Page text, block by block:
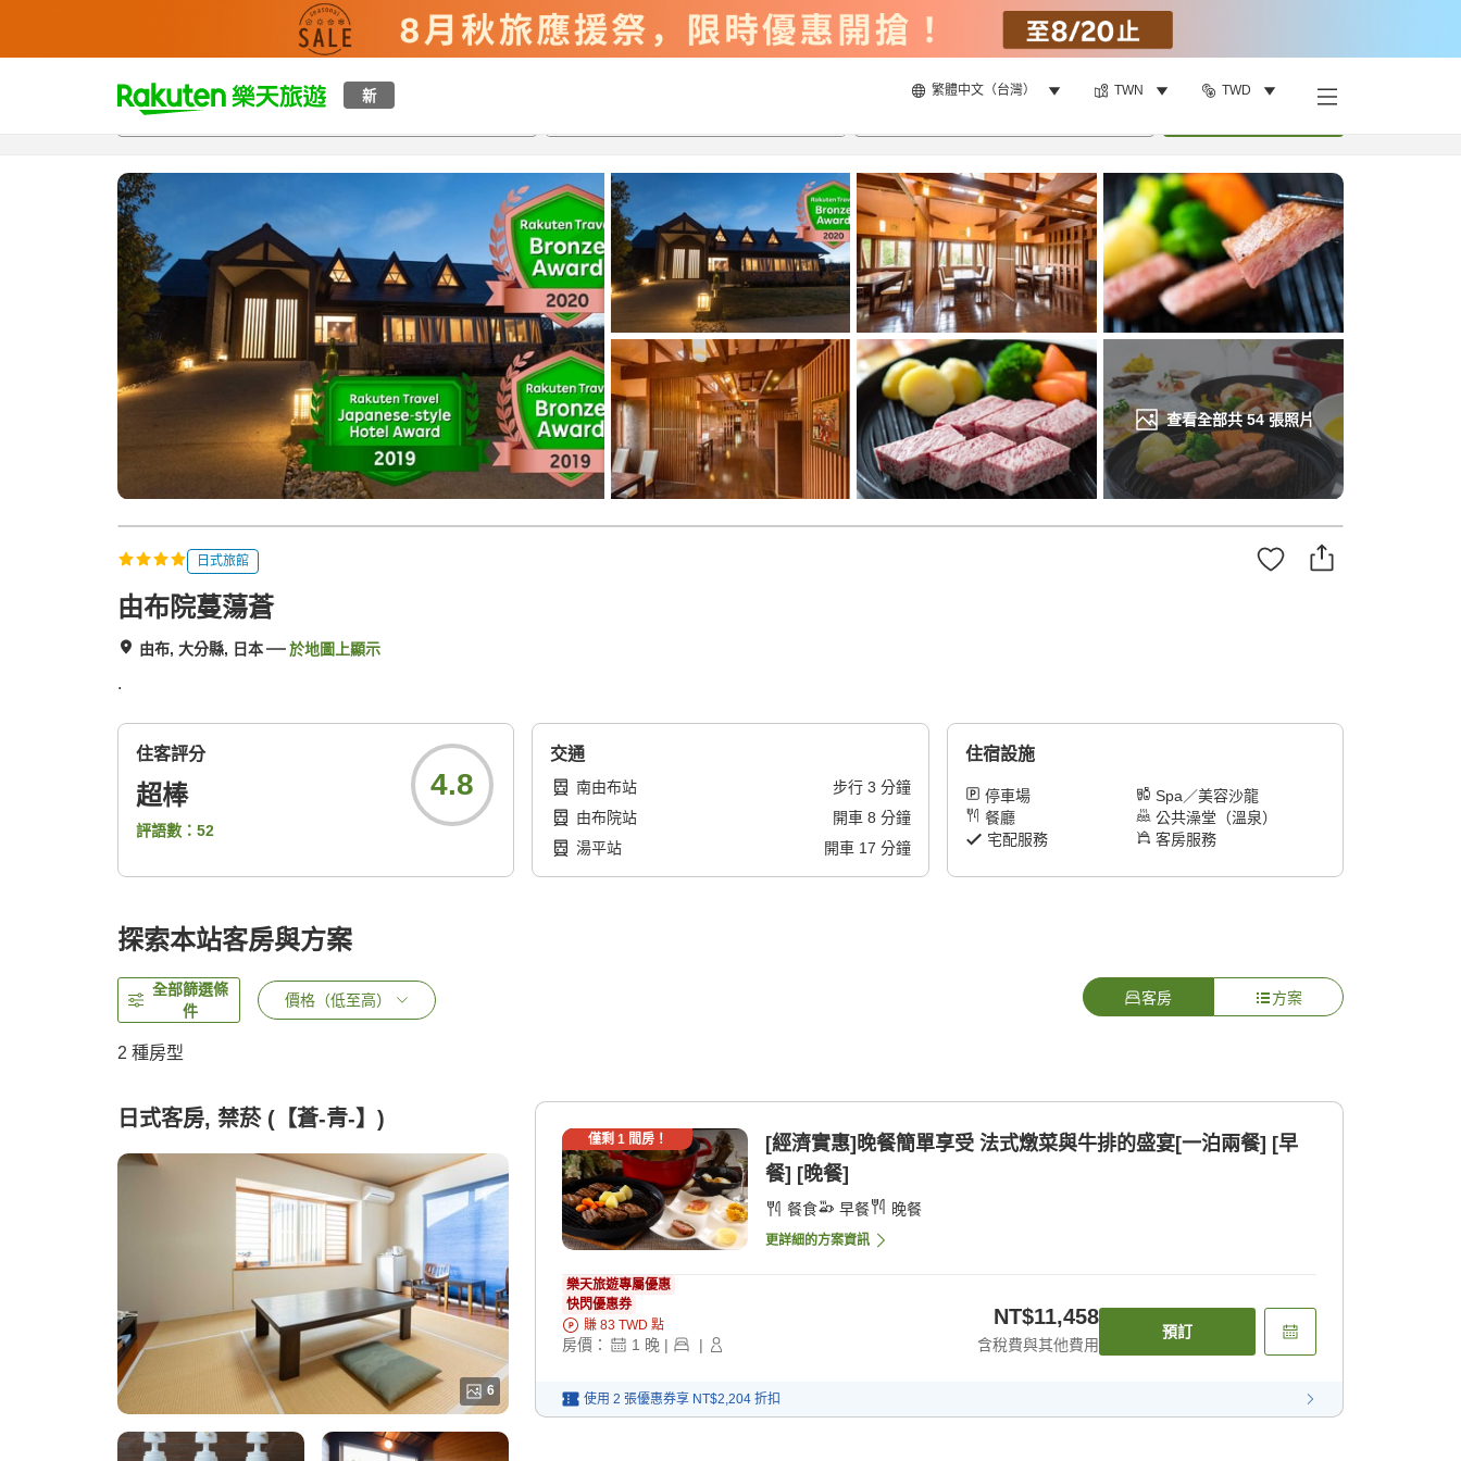
新 繁體中文（台灣） TWN TWD
t
p
a
g
e
s
e
a
r
h
查看全部共54張照片
總覽客房與方案評語特點設施
日式旅館
由布院蔓蕩蒼
由布, 大分縣, 日本 於地圖上顯示
.
住客評分
超棒
評語數： 52
4.8
交通
南由布站 步行 3 分鐘
由布院站
開車 8 分鐘
湯平站
開車 17 分鐘
住宿設施
停車場
Spa／美容沙龍
餐廳
公共澡堂（溫泉）
宅配服務
客房服務
探索本站客房與方案
全部篩選條
件
價格（低至高） 客房 方案
2 種房型
日式客房, 禁菸 (【蒼-青-】)
6
僅剩 1間房！
[經濟實惠]晚餐簡單享受 法式燉菜與牛排的盛宴[一泊兩餐] [早
餐] [晚餐]
餐食 早餐 晚餐
更詳細的方案資訊
樂天旅遊專屬優惠
快閃優惠券
賺 83 TWD 點
房價： 1 晚 | |
NT$11,458
含稅費與其他費用
預訂
使用 2 張優惠券享 NT$2,204 折扣